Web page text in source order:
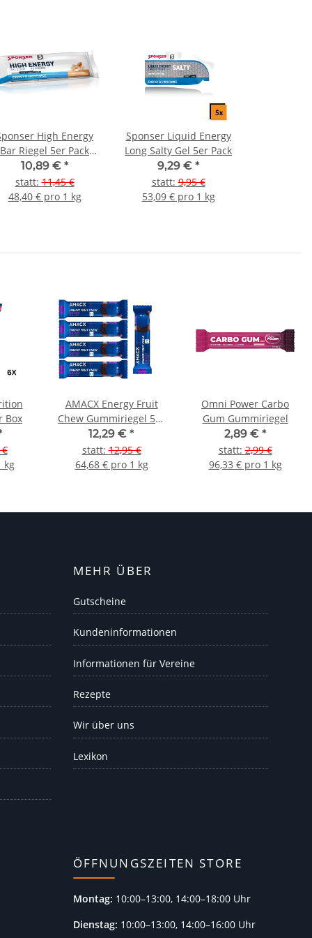
High Energy
Bar Riegel 5er Pack
Salty Nuts (vegan)
10,89 € *
statt:11,45 €
48,40 € pro 1 kg
Sponser Liquid Energy
Long Salty Gel 5er Pack
9,29 € *
statt:9,95 €
53,09 € pro 1 kg
Box
kg
AMACX Energy Fruit
Chew Gummiriegel 5er
Pack
12,29 € *
statt:12,95 €
64,68 € pro 1 kg
Omni Power Carbo
Gum Gummiriegel
2,89 € *
statt:2,99 €
96,33 € pro 1 kg
MEHR ÜBER
Gutscheine
Kundeninformationen
Informationen für Vereine
Rezepte
Wir über uns
Lexikon
ÖFFNUNGSZEITEN STORE
Montag: 10:00–13:00, 14:00–18:00 Uhr
Dienstag: 10:00–13:00, 14:00–16:00 Uhr